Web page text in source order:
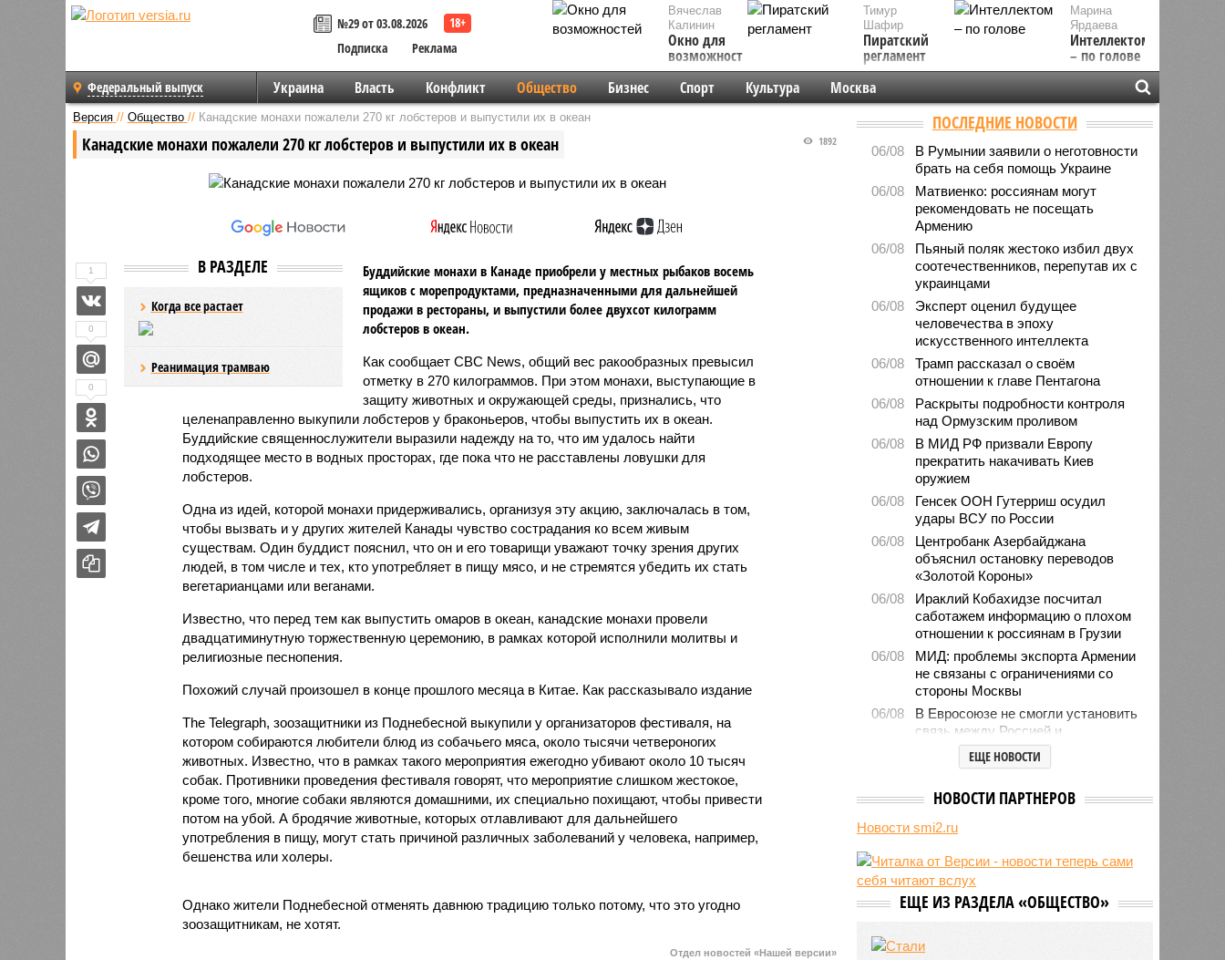
№29 от 03.08.2026
Подписка
Реклама
Вячеслав
Калинин
Окно для
возможностей
Марина
Ярдаева
Интеллектом
– по голове
Тимур
Шафир
Пиратский
регламент
Федеральный выпуск Украина Власть Конфликт Общество Бизнес Спорт Культура Москва
Версия // Общество // Канадские монахи пожалели 270 кг лобстеров и выпустили их в океан
Канадские монахи пожалели 270 кг лобстеров и выпустили их в океан 1892
В РАЗДЕЛЕ
Когда все растает
Реанимация трамваю
Буддийские монахи в Канаде приобрели у местных рыбаков восемь
ящиков с морепродуктами, предназначенными для дальнейшей
продажи в рестораны, и выпустили более двухсот килограмм
лобстеров в океан.
Как сообщает CBC News, общий вес ракообразных превысил
отметку в 270 килограммов. При этом монахи, выступающие в
защиту животных и окружающей среды, признались, что
целенаправленно выкупили лобстеров у браконьеров, чтобы выпустить их в океан.
Буддийские священнослужители выразили надежду на то, что им удалось найти
подходящее место в водных просторах, где пока что не расставлены ловушки для
лобстеров.
Одна из идей, которой монахи придерживались, организуя эту акцию, заключалась в том,
чтобы вызвать и у других жителей Канады чувство сострадания ко всем живым
существам. Один буддист пояснил, что он и его товарищи уважают точку зрения других
людей, в том числе и тех, кто употребляет в пищу мясо, и не стремятся убедить их стать
вегетарианцами или веганами.
Известно, что перед тем как выпустить омаров в океан, канадские монахи провели
двадцатиминутную торжественную церемонию, в рамках которой исполнили молитвы и
религиозные песнопения.
Похожий случай произошел в конце прошлого месяца в Китае. Как рассказывало издание
The Telegraph, зоозащитники из Поднебесной выкупили у организаторов фестиваля, на
котором собираются любители блюд из собачьего мяса, около тысячи четвероногих
животных. Известно, что в рамках такого мероприятия ежегодно убивают около 10 тысяч
собак. Противники проведения фестиваля говорят, что мероприятие слишком жестокое,
кроме того, многие собаки являются домашними, их специально похищают, чтобы привести
потом на убой. А бродячие животные, которых отлавливают для дальнейшего
употребления в пищу, могут стать причиной различных заболеваний у человека, например,
бешенства или холеры.
Однако жители Поднебесной отменять давнюю традицию только потому, что это угодно
зоозащитникам, не хотят.
1
0
0
Отдел новостей «Нашей версии»
ПОСЛЕДНИЕ НОВОСТИ
06/08
В Румынии заявили о неготовности
брать на себя помощь Украине
06/08
Матвиенко: россиянам могут
рекомендовать не посещать
Армению
06/08
Пьяный поляк жестоко избил двух
соотечественников, перепутав их с
украинцами
06/08
Эксперт оценил будущее
человечества в эпоху
искусственного интеллекта
06/08
Трамп рассказал о своём
отношении к главе Пентагона
06/08
Раскрыты подробности контроля
над Ормузским проливом
06/08
В МИД РФ призвали Европу
прекратить накачивать Киев
оружием
06/08
Генсек ООН Гутерриш осудил
удары ВСУ по России
06/08
Центробанк Азербайджана
объяснил остановку переводов
«Золотой Короны»
06/08
Ираклий Кобахидзе посчитал
саботажем информацию о плохом
отношении к россиянам в Грузии
06/08
МИД: проблемы экспорта Армении
не связаны с ограничениями со
стороны Москвы
06/08
В Евросоюзе не смогли установить
связь между Россией и
миграционным кризисом в Сеуте
Ямпольская объяснила причины
ведущие вузы страны
06/08
Euractiv: закрытие границы с
экономики Финляндии
06/08
Минобрнауки осенью примет
решение о правилах приёма на
ЕЩЕ НОВОСТИ
НОВОСТИ ПАРТНЕРОВ
Новости smi2.ru
ЕЩЕ ИЗ РАЗДЕЛА «ОБЩЕСТВО»